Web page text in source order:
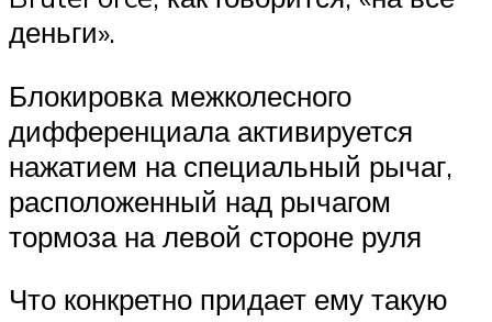
деньги».
Блокировка межколесного
дифференциала активируется
нажатием на специальный рычаг,
расположенный над рычагом
тормоза на левой стороне руля
Что конкретно придает ему такую